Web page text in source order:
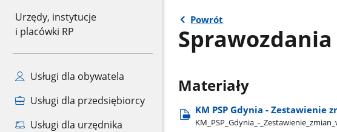
Urzędy, instytucje
i placówki RP
Usługi dla obywatela
Usługi dla przedsiębiorcy
Usługi dla urzędnika
Powrót
Materiały
KM PSP Gdynia - Zestawienie
KM​_PSP​_Gdynia​_-​